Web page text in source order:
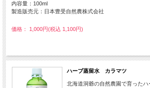
内容量：100ml
製造販売元：日本豊受自然農株式会社
価格： 1,000円(税込 1,100円)
ハーブ蒸留水 カラマツ
北海道洞爺の自然農園で育った